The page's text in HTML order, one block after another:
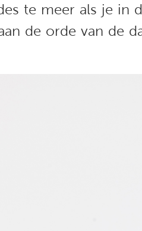
te meer als je in
de orde van de